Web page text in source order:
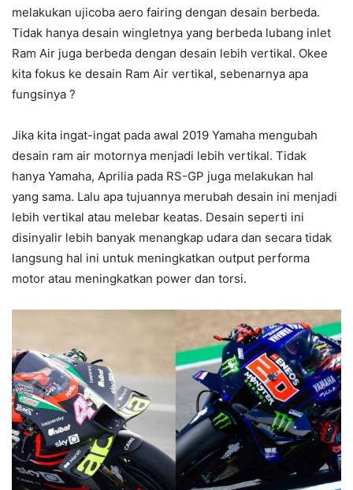
melakukan ujicoba aero fairing dengan desain berbeda.
Tidak hanya desain wingletnya yang berbeda lubang inlet
Ram Air juga berbeda dengan desain lebih vertikal. Okee
kita fokus ke desain Ram Air vertikal, sebenarnya apa
fungsinya ?
Jika kita ingat-ingat pada awal 2019 Yamaha mengubah
desain ram air motornya menjadi lebih vertikal. Tidak
hanya Yamaha, Aprilia pada RS-GP juga melakukan hal
yang sama. Lalu apa tujuannya merubah desain ini menjadi
lebih vertikal atau melebar keatas. Desain seperti ini
disinyalir lebih banyak menangkap udara dan secara tidak
langsung hal ini untuk meningkatkan output performa
motor atau meningkatkan power dan torsi.